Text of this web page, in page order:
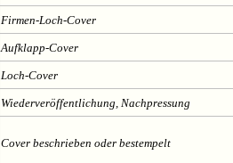
Firmen-Loch-Cover
Aufklapp-Cover
Loch-Cover
Wiederveröffentlichung, Nachpressung
Cover beschrieben oder bestempelt